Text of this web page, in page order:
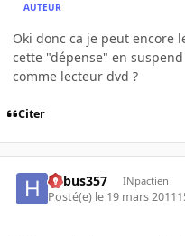
AUTEUR
Oki donc ca je peut encore
cette "dépense" en
comme lecteur dvd ?
Citer
hebus357 INpactien
Posté(e) le 19 mars 2011